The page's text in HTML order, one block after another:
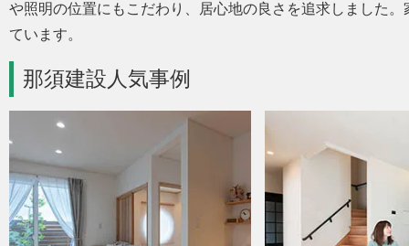
や照明の位置にもこだわり、居心地の良さを追求しました
ています。
那須建設人気事例